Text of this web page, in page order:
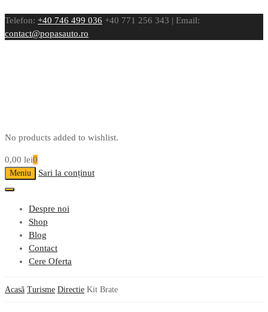
Telefon: +40 746 499 036 +40 771 256 343 | Email:
contact@popasauto.ro
No products added to wishlist.
0,00 lei0
Meniu Sari la conținut
Despre noi
Shop
Blog
Contact
Cere Oferta
Acasă Turisme Directie Kit Brate